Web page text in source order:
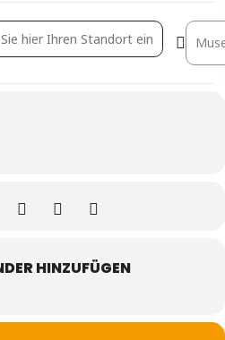
Reichtum statt Kapital. Anupama
HINZUFÜGEN